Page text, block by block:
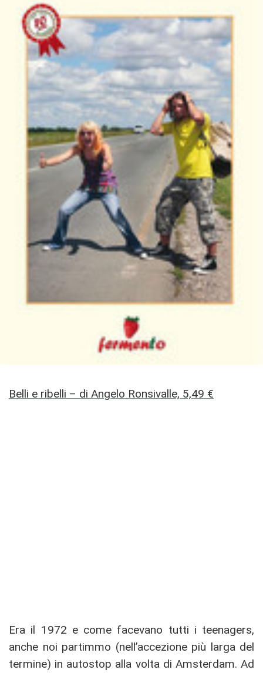
Belli e ribelli – di Angelo Ronsivalle, 5,49 €
Era il 1972 e come facevano tutti i teenagers,
anche noi partimmo (nell’accezione più larga del
termine) in autostop alla volta di Amsterdam. Ad